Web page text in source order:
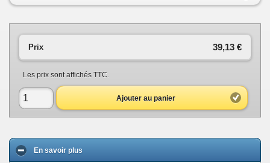
39,13 €
Prix
Les prix sont affichés TTC.
Ajouter au panier
En savoir plus